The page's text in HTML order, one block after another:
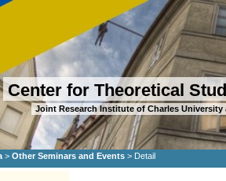
Center for Theoretical
Joint Research Institute of Charles
> Other Seminars and Events > Detail